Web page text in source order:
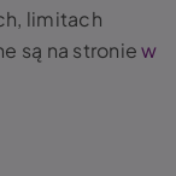
limitach
są na stroniew